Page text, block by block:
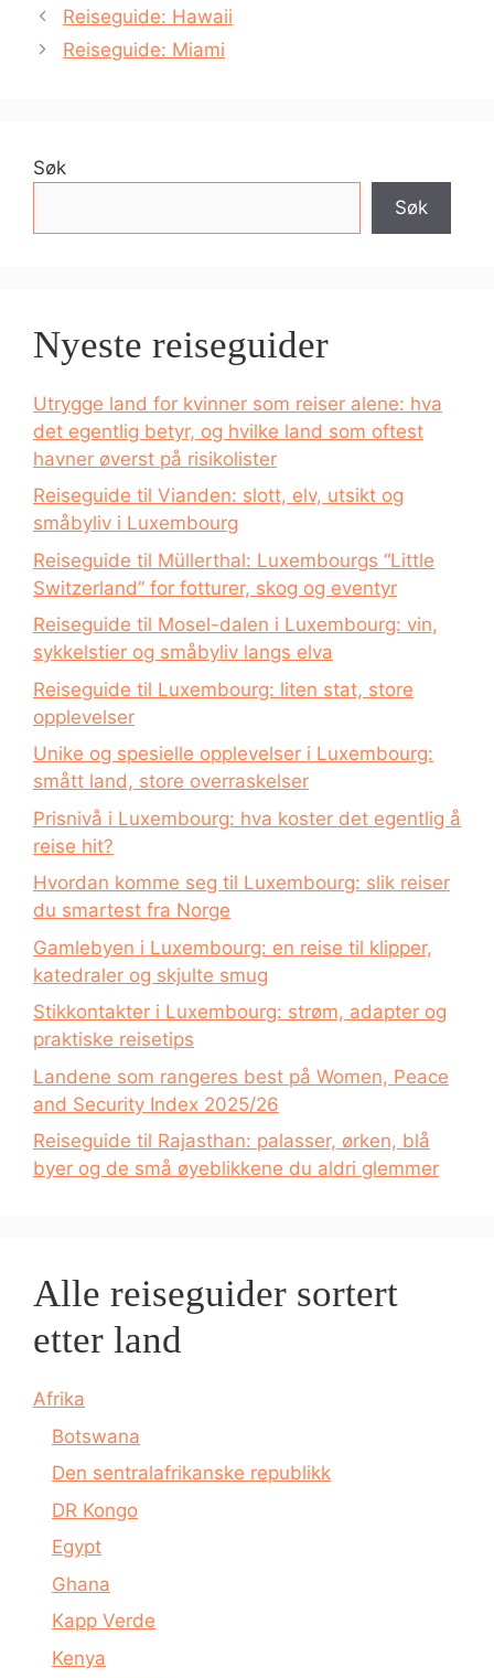
Reiseguide: Hawaii
Reiseguide: Miami
Søk
Søk
Nyeste reiseguider
Utrygge land for kvinner som reiser alene: hva
det egentlig betyr, og hvilke land som oftest
havner øverst på risikolister
Reiseguide til Vianden: slott, elv, utsikt og
småbyliv i Luxembourg
Reiseguide til Müllerthal: Luxembourgs “Little
Switzerland” for fotturer, skog og eventyr
Reiseguide til Mosel-dalen i Luxembourg: vin,
sykkelstier og småbyliv langs elva
Reiseguide til Luxembourg: liten stat, store
opplevelser
Unike og spesielle opplevelser i Luxembourg:
smått land, store overraskelser
Prisnivå i Luxembourg: hva koster det egentlig å
reise hit?
Hvordan komme seg til Luxembourg: slik reiser
du smartest fra Norge
Gamlebyen i Luxembourg: en reise til klipper,
katedraler og skjulte smug
Stikkontakter i Luxembourg: strøm, adapter og
praktiske reisetips
Landene som rangeres best på Women, Peace
and Security Index 2025/26
Reiseguide til Rajasthan: palasser, ørken, blå
byer og de små øyeblikkene du aldri glemmer
Alle reiseguider sortert
etter land
Afrika
Botswana
Den sentralafrikanske republikk
DR Kongo
Egypt
Ghana
Kapp Verde
Kenya